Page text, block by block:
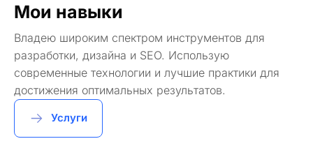
Мои навыки
Владею широким спектром инструментов для
разработки, дизайна и SEO. Использую
современные технологии и лучшие практики для
достижения оптимальных результатов.
Услуги